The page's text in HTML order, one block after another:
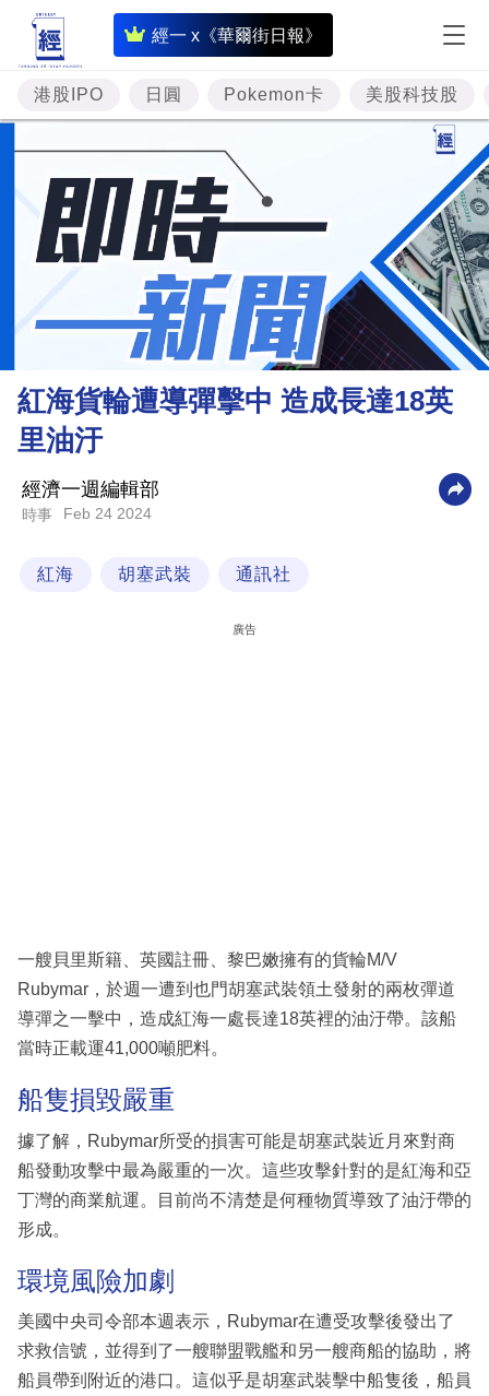
經一 x《華爾街日報》
即
時
財
經
專
題
投
資
樓
市
財
業
科
區
港股IPO 日圓 Pokemon卡 美股科技股
紅海貨輪遭導彈擊中 造成長達18英
里油汙
經濟一週編輯部
時事 Feb 24 2024
紅海 胡塞武裝 通訊社
廣告
一艘貝里斯籍、英國註冊、黎巴嫩擁有的貨輪M/V
Rubymar，於週一遭到也門胡塞武裝領土發射的兩枚彈道
導彈之一擊中，造成紅海一處長達18英裡的油汙帶。該船
當時正載運41,000噸肥料。
船隻損毀嚴重
據了解，Rubymar所受的損害可能是胡塞武裝近月來對商
船發動攻擊中最為嚴重的一次。這些攻擊針對的是紅海和亞
丁灣的商業航運。目前尚不清楚是何種物質導致了油汙帶的
形成。
環境風險加劇
美國中央司令部本週表示，Rubymar在遭受攻擊後發出了
求救信號，並得到了一艘聯盟戰艦和另一艘商船的協助，將
船員帶到附近的港口。這似乎是胡塞武裝擊中船隻後，船員